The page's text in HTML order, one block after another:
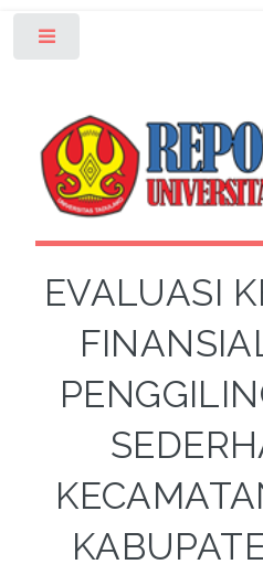
EVALUASI